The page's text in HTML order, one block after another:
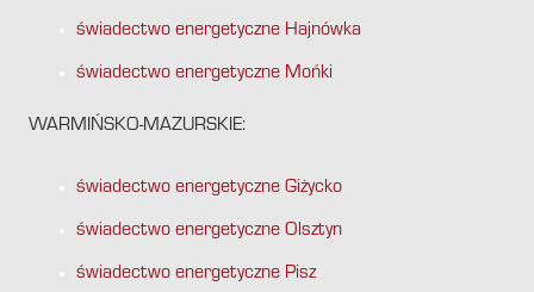
świadectwo energetyczne Hajnówka
świadectwo energetyczne Mońki
WARMIŃSKO-MAZURSKIE:
świadectwo energetyczne Giżycko
świadectwo energetyczne Olsztyn
świadectwo energetyczne Pisz